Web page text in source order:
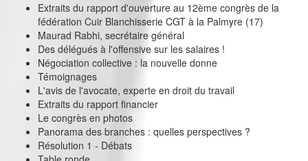
Extraits du rapport d'ouverture au 12ème congrès de la
fédération Cuir Blanchisserie CGT à la Palmyre (17)
Maurad Rabhi, secrétaire général
Des délégués à l'offensive sur les salaires !
Négociation collective : la nouvelle donne
Témoignages
L'avis de l'avocate, experte en droit du travail
Extraits du rapport financier
Le congrès en photos
Panorama des branches : quelles perspectives ?
Résolution 1 - Débats